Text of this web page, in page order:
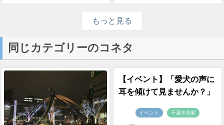
もっと見る
同じカテゴリーのコネタ
【イベント】「愛犬の声に
耳を傾けて見ませんか？」
イベント 千葉中央駅